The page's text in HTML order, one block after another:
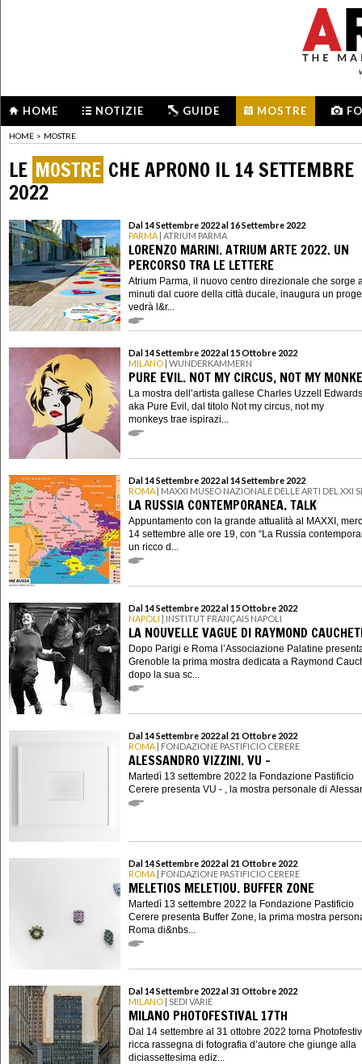
HOME NOTIZIE GUIDE MOSTRE
HOME > MOSTRE
LE MOSTRE CHE APRONO IL 14 SETTEMBRE
2022
Dal 14 Settembre 2022 al 16 Settembre 2022
PARMA | ATRIUM PARMA
LORENZO MARINI. ATRIUM ARTE 2022. UN
PERCORSO TRA LE LETTERE
Atrium Parma, il nuovo centro direzionale che sorge
minuti dal cuore della città ducale, inaugura un
vedrà l&r...
Dal 14 Settembre 2022 al 15 Ottobre 2022
MILANO | WUNDERKAMMERN
PURE EVIL. NOT MY CIRCUS, NOT MY
La mostra dell’artista gallese Charles Uzzell
aka Pure Evil, dal titolo Not my circus, not my
monkeys trae ispirazi...
Dal 14 Settembre 2022 al 14 Settembre 2022
ROMA | MAXXI MUSEO NAZIONALE DELLE ARTI DEL XXI
LA RUSSIA CONTEMPORANEA. TALK
Appuntamento con la grande attualità al MAXXI,
14 settembre alle ore 19, con “La Russia
un ricco d...
Dal 14 Settembre 2022 al 15 Ottobre 2022
NAPOLI | INSTITUT FRANÇAIS NAPOLI
LA NOUVELLE VAGUE DI RAYMOND
Dopo Parigi e Roma l’Associazione Palatine
Grenoble la prima mostra dedicata a Raymond
dopo la sua sc...
Dal 14 Settembre 2022 al 21 Ottobre 2022
ROMA | FONDAZIONE PASTIFICIO CERERE
ALESSANDRO VIZZINI. VU -
Martedì 13 settembre 2022 la Fondazione Pastificio
Cerere presenta VU - , la mostra personale di
Dal 14 Settembre 2022 al 21 Ottobre 2022
ROMA | FONDAZIONE PASTIFICIO CERERE
MELETIOS MELETIOU. BUFFER ZONE
Martedì 13 settembre 2022 la Fondazione Pastificio
Cerere presenta Buffer Zone, la prima mostra
Roma di&nbs...
Dal 14 Settembre 2022 al 31 Ottobre 2022
MILANO | SEDI VARIE
MILANO PHOTOFESTIVAL 17TH
Dal 14 settembre al 31 ottobre 2022 torna
ricca rassegna di fotografia d’autore che giunge alla
diciassettesima ediz...